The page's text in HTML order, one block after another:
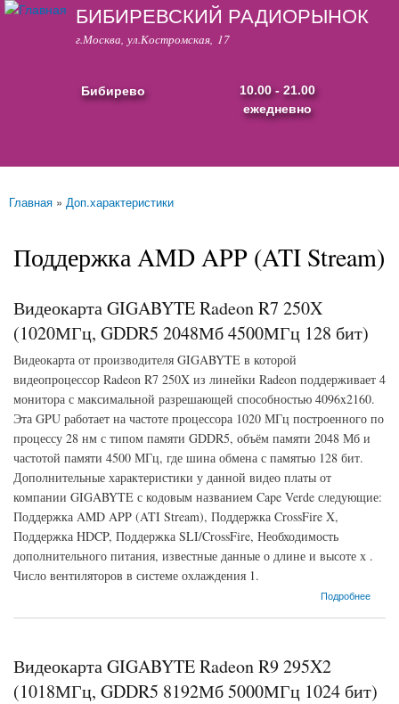
Перейти к
содержанию
БИБИРЕВСКИЙ РАДИОРЫНОК
г.Москва, ул.Костромская, 17
Бибирево
10.00 - 21.00
ежедневно
Вы здесь
Главная » Доп.характеристики
Поддержка AMD APP (ATI Stream)
Видеокарта GIGABYTE Radeon R7 250X
(1020МГц, GDDR5 2048Мб 4500МГц 128 бит)
Видеокарта от производителя GIGABYTE в которой
видеопроцессор Radeon R7 250X из линейки Radeon поддерживает 4
монитора с максимальной разрешающей способностью 4096x2160.
Эта GPU работает на частоте процессора 1020 МГц построенного по
процессу 28 нм с типом памяти GDDR5, объём памяти 2048 Мб и
частотой памяти 4500 МГц, где шина обмена с памятью 128 бит.
Дополнительные характеристики у данной видео платы от
компании GIGABYTE с кодовым названием Cape Verde следующие:
Поддержка AMD APP (ATI Stream), Поддержка CrossFire X,
Поддержка HDCP, Поддержка SLI/CrossFire, Необходимость
дополнительного питания, известные данные о длине и высоте х .
Число вентиляторов в системе охлаждения 1.
Подробнее
о Видеокарта GIGABYTE Radeon R7 250X (1020МГц, GDDR5 2048Мб 4500МГц 128
Видеокарта GIGABYTE Radeon R9 295X2
(1018МГц, GDDR5 8192Мб 5000МГц 1024 бит)